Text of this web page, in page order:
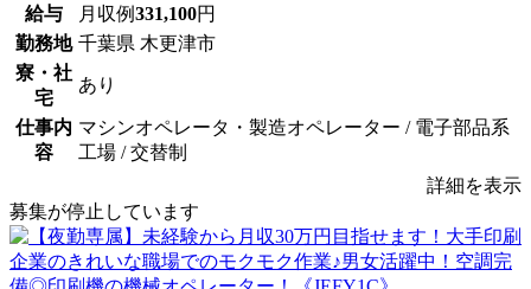
給与 月収例331,100円
勤務地 千葉県 木更津市
寮・社
宅
あり
仕事内
容
マシンオペレータ・製造オペレーター / 電子部品系
工場 / 交替制
詳細を表示
募集が停止しています